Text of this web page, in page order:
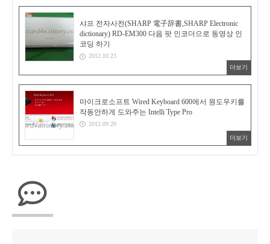
샤프 전자사전(SHARP 電子辞書,SHARP Electronic
dictionary) RD-EM300 다음 팟 인코더으로 동영상 인
코딩 하기
2012.10.23
더보기
마이크로소프트 Wired Keyboard 600에서 원도우키를
작동안하게 도와주는 Intelli Type Pro
2012.09.20
더보기